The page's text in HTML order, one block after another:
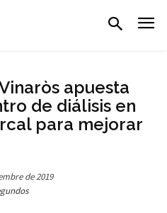
apuesta
de diálisis en
para mejorar
de 2019